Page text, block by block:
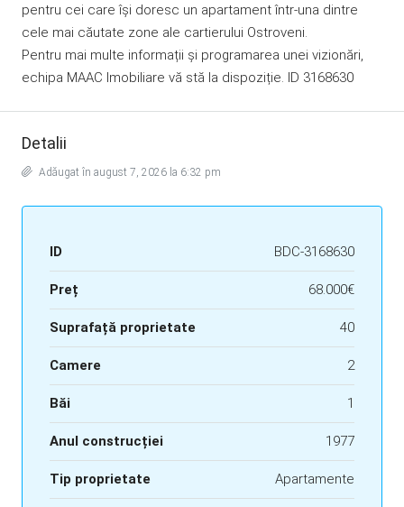
pentru cei care își doresc un apartament într-una dintre
cele mai căutate zone ale cartierului Ostroveni.
Pentru mai multe informații și programarea unei vizionări,
echipa MAAC Imobiliare vă stă la dispoziție. ID 3168630
Detalii
Adăugat în august 7, 2026 la 6:32 pm
ID BDC-3168630
Preț 68.000€
Suprafață proprietate 40
Camere 2
Băi 1
Anul construcției 1977
Tip proprietate Apartamente